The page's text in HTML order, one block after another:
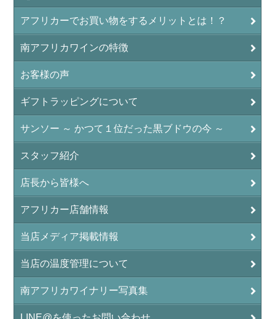
アフリカーでお買い物をするメリットとは！？
南アフリカワインの特徴
お客様の声
ギフトラッピングについて
サンソー ～ かつて１位だった黒ブドウの今 ～
スタッフ紹介
店長から皆様へ
アフリカー店舗情報
当店メディア掲載情報
当店の温度管理について
南アフリカワイナリー写真集